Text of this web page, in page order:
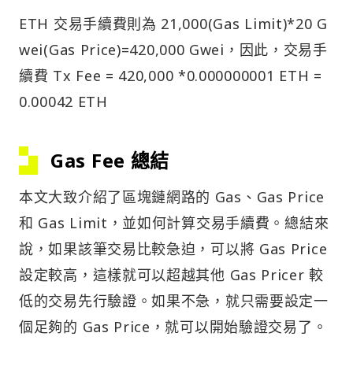
ETH 交易手續費則為 21,000(Gas Limit)*20 G
wei(Gas Price)=420,000 Gwei，因此，交易手
續費 Tx Fee = 420,000 *0.000000001 ETH =
0.00042 ETH
Gas Fee 總結
本文大致介紹了區塊鏈網路的 Gas、Gas Price
和 Gas Limit，並如何計算交易手續費。總結來
說，如果該筆交易比較急迫，可以將 Gas Price
設定較高，這樣就可以超越其他 Gas Pricer 較
低的交易先行驗證。如果不急，就只需要設定一
個足夠的 Gas Price，就可以開始驗證交易了。